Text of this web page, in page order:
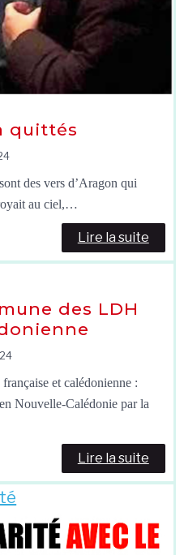
quittés
des vers d’Aragon qui
au ciel,…
Lire la suite
des LDH
et calédonienne :
Nouvelle-Calédonie par la
Lire la suite